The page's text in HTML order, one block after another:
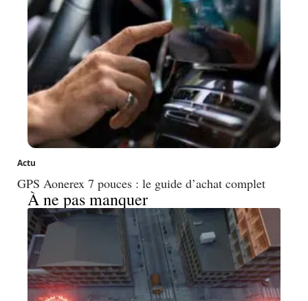
Actu
GPS Aonerex 7 pouces : le guide d’achat complet
À ne pas manquer